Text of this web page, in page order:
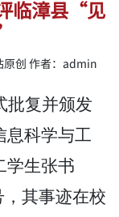
临漳县“见
原创 作者：admin
批复并颁发
息科学与工
学生张书
，其事迹在校